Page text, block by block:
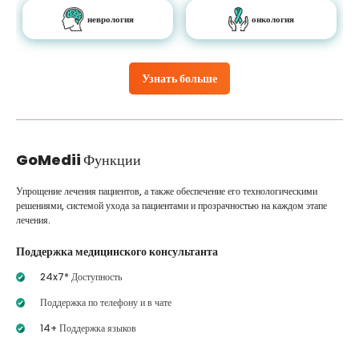
Узнать больше
неврология онкология
GoMediiФункции
Упрощение лечения пациентов, а также обеспечение его технологическими
решениями, системой ухода за пациентами и прозрачностью на каждом этапе
лечения.
Поддержка медицинского консультанта
24x7* Доступность
Поддержка по телефону и в чате
14+ Поддержка языков